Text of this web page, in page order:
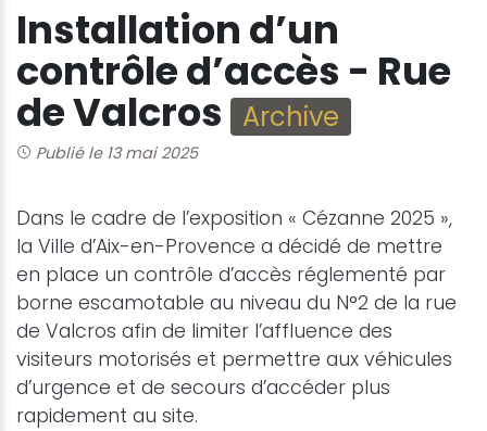
Installation d’un
contrôle d’accès - Rue
de Valcros Archive
Publié le 13 mai 2025
Dans le cadre de l’exposition « Cézanne 2025 »,
la Ville d’Aix-en-Provence a décidé de mettre
en place un contrôle d’accès réglementé par
borne escamotable au niveau du N°2 de la rue
de Valcros afin de limiter l’affluence des
visiteurs motorisés et permettre aux véhicules
d’urgence et de secours d’accéder plus
rapidement au site.